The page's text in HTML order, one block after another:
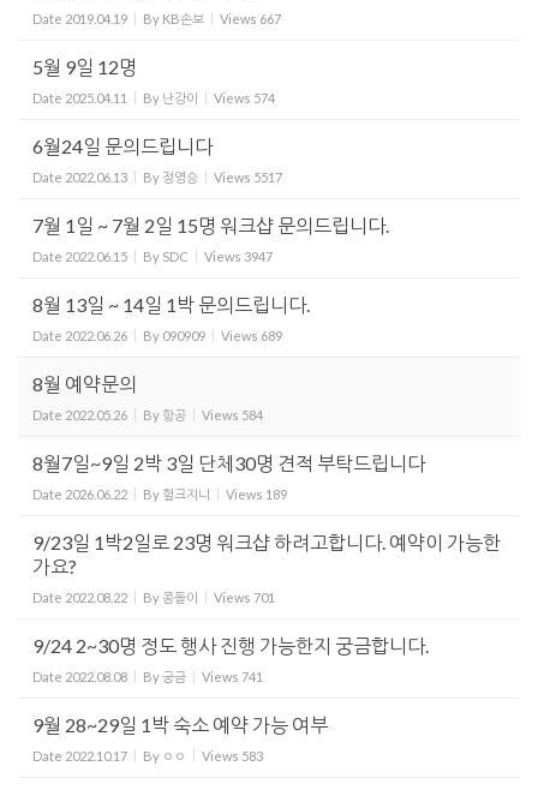
Date 2019.04.19 By KB손보 Views 667
5월 9일 12명
Date 2025.04.11 By 난강이 Views 574
6월24일 문의드립니다
Date 2022.06.13 By 정영승 Views 5517
7월 1일 ~ 7월 2일 15명 워크샵 문의드립니다.
Date 2022.06.15 By SDC Views 3947
8월 13일 ~ 14일 1박 문의드립니다.
Date 2022.06.26 By 090909 Views 689
8월 예약문의
Date 2022.05.26 By 항공 Views 584
8월7일~9일 2박 3일 단체30명 견적 부탁드립니다
Date 2026.06.22 By 헐크지니 Views 189
9/23일 1박2일로 23명 워크샵 하려고합니다. 예약이 가능한
가요?
Date 2022.08.22 By콩돌이 Views 701
9/24 2~30명 정도 행사 진행 가능한지 궁금합니다.
Date 2022.08.08 By궁금 Views 741
9월 28~29일 1박 숙소 예약 가능 여부
Date 2022.10.17 By ㅇㅇ Views 583